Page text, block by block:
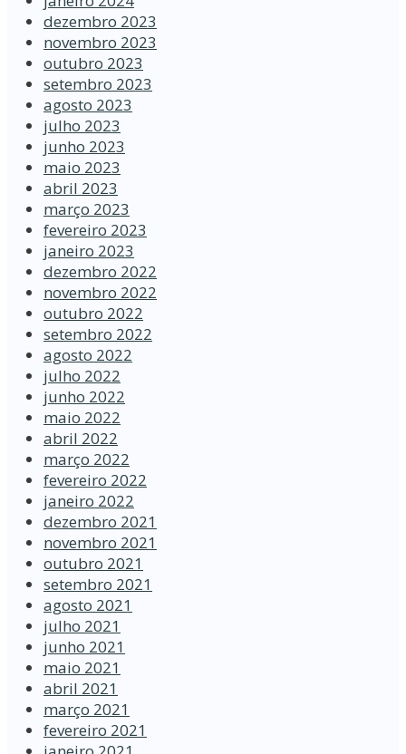
dezembro 2023
novembro 2023
outubro 2023
setembro 2023
agosto 2023
julho 2023
junho 2023
maio 2023
abril 2023
março 2023
fevereiro 2023
janeiro 2023
dezembro 2022
novembro 2022
outubro 2022
setembro 2022
agosto 2022
julho 2022
junho 2022
maio 2022
abril 2022
março 2022
fevereiro 2022
janeiro 2022
dezembro 2021
novembro 2021
outubro 2021
setembro 2021
agosto 2021
julho 2021
junho 2021
maio 2021
abril 2021
março 2021
fevereiro 2021